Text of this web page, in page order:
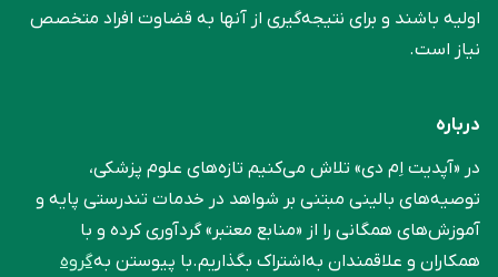
اولیه باشند و برای نتیجه‌گیری از آنها به قضاوت افراد متخصص
نیاز است.
درباره
در «آپدیت اِم دی» تلاش می‌کنیم تازه‌های علوم پزشکی،
توصیه‌های بالینی مبتنی بر شواهد در خدمات تندرستی پایه و
آموزش‌های همگانی را از «منابع معتبر» گردآوری کرده و با
همکاران و علاقمندان به‌اشتراک بگذاریم.با پیوستن بهگروه